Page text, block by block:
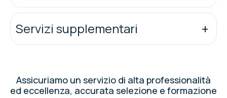
Servizi supplementari
Assicuriamo un servizio di alta professionalità
ed eccellenza, accurata selezione e formazione